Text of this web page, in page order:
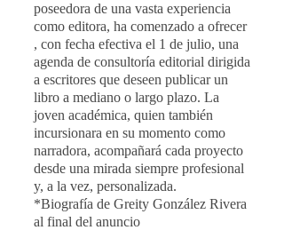
poseedora de una vasta experiencia
como editora, ha comenzado a ofrecer
, con fecha efectiva el 1 de julio, una
agenda de consultoría editorial dirigida
a escritores que deseen publicar un
libro a mediano o largo plazo. La
joven académica, quien también
incursionara en su momento como
narradora, acompañará cada proyecto
desde una mirada siempre profesional
y, a la vez, personalizada.
*Biografía de Greity González Rivera
al final del anuncio